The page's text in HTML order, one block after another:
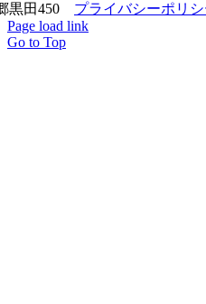
黒田450 プライバシーポリシ
Page load link
Go to Top